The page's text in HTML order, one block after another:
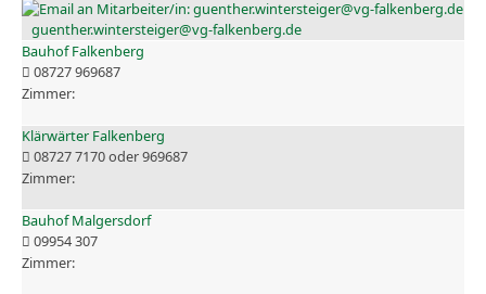
guenther.wintersteiger@vg-falkenberg.de
Bauhof Falkenberg
08727 969687
Klärwärter Falkenberg
08727 7170 oder 969687
Bauhof Malgersdorf
09954 307